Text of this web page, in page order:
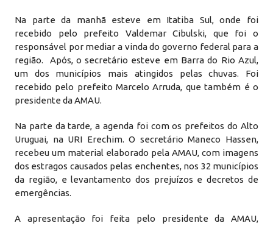
Na parte da manhã esteve em Itatiba Sul, onde foi
recebido pelo prefeito Valdemar Cibulski, que foi o
responsável por mediar a vinda do governo federal para a
região. Após, o secretário esteve em Barra do Rio Azul,
um dos municípios mais atingidos pelas chuvas. Foi
recebido pelo prefeito Marcelo Arruda, que também é o
presidente da AMAU.
Na parte da tarde, a agenda foi com os prefeitos do Alto
Uruguai, na URI Erechim. O secretário Maneco Hassen,
recebeu um material elaborado pela AMAU, com imagens
dos estragos causados pelas enchentes, nos 32 municípios
da região, e levantamento dos prejuízos e decretos de
emergências.
A apresentação foi feita pelo presidente da AMAU,